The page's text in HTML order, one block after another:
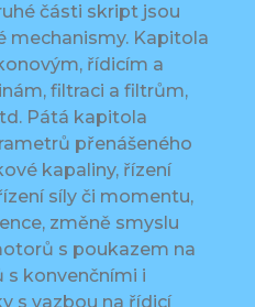
části skript jsou
mechanismy. Kapitola
řídicím a
filtraci a filtrům,
Pátá kapitola
přenášeného
kapaliny, řízení
síly či momentu,
změně smyslu
s poukazem na
s konvenčními i
s vazbou na řídicí